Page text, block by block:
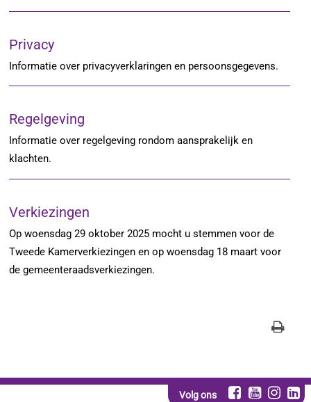
Privacy
Informatie over privacyverklaringen en persoonsgegevens.
Regelgeving
Informatie over regelgeving rondom aansprakelijk en
klachten.
Verkiezingen
Op woensdag 29 oktober 2025 mocht u stemmen voor de
Tweede Kamerverkiezingen en op woensdag 18 maart voor
de gemeenteraadsverkiezingen.
Volg ons